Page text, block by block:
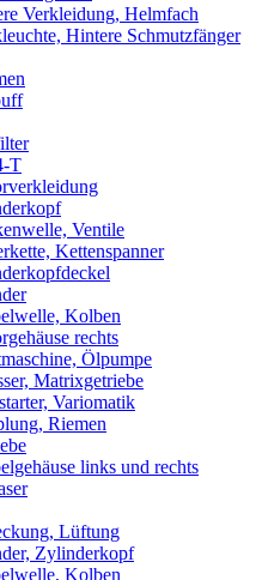
Verkleidung, Helmfach
Hintere Schmutzfänger
T
Ventile
Kettenspanner
Kolben
rechts
Ölpumpe
Matrixgetriebe
Variomatik
Riemen
links und rechts
Lüftung
Zylinderkopf
Kolben